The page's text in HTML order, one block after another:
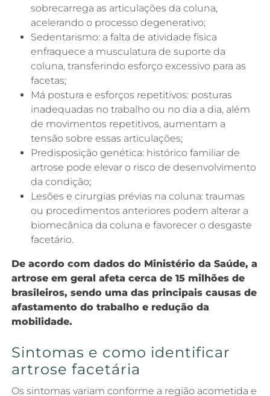
sobrecarrega as articulações da coluna,
acelerando o processo degenerativo;
Sedentarismo: a falta de atividade física
enfraquece a musculatura de suporte da
coluna, transferindo esforço excessivo para as
facetas;
Má postura e esforços repetitivos: posturas
inadequadas no trabalho ou no dia a dia, além
de movimentos repetitivos, aumentam a
tensão sobre essas articulações;
Predisposição genética: histórico familiar de
artrose pode elevar o risco de desenvolvimento
da condição;
Lesões e cirurgias prévias na coluna: traumas
ou procedimentos anteriores podem alterar a
biomecânica da coluna e favorecer o desgaste
facetário.
De acordo com dados do Ministério da Saúde, a
artrose em geral afeta cerca de 15 milhões de
brasileiros, sendo uma das principais causas de
afastamento do trabalho e redução da
mobilidade.
Sintomas e como identificar
artrose facetária
Os sintomas variam conforme a região acometida e